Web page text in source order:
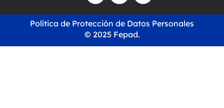
© 2025 Fepad.
Política de Protección de Datos Personales